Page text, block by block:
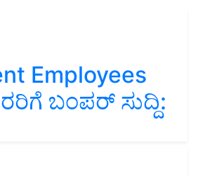
Employees
ಬಂಪರ್‌ ಸುದ್ದಿ: